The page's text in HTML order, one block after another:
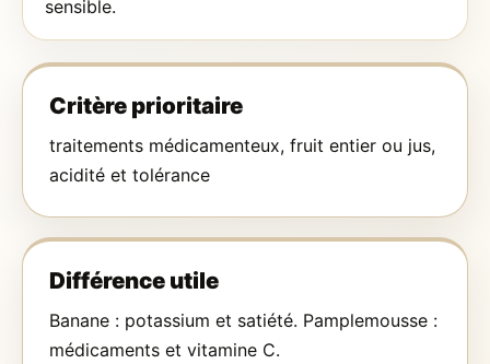
sensible.
Critère prioritaire
traitements médicamenteux, fruit entier ou jus,
acidité et tolérance
Différence utile
Banane : potassium et satiété. Pamplemousse :
médicaments et vitamine C.